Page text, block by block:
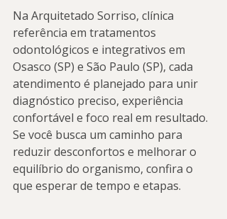
Na Arquitetado Sorriso, clínica
referência em tratamentos
odontológicos e integrativos em
Osasco (SP) e São Paulo (SP), cada
atendimento é planejado para unir
diagnóstico preciso, experiência
confortável e foco real em resultado.
Se você busca um caminho para
reduzir desconfortos e melhorar o
equilíbrio do organismo, confira o
que esperar de tempo e etapas.